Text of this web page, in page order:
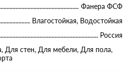
Фанера ФСФ
Влагостойкая, Водостойкая
Россия
Для стен, Для мебели, Для пола,